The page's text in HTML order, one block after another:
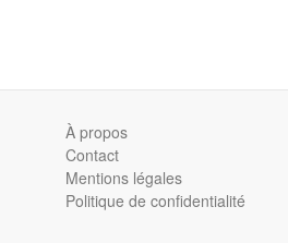
À propos
Contact
Mentions légales
Politique de confidentialité